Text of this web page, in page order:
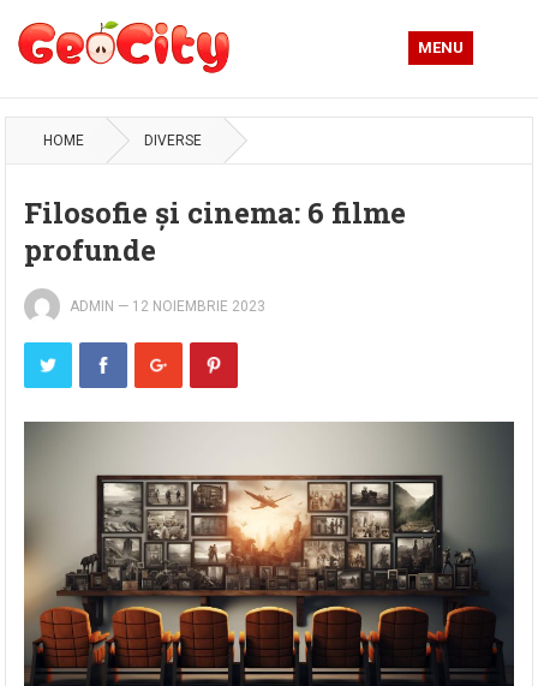
MENU
HOME DIVERSE
Filosofie și cinema: 6 filme
profunde
ADMIN — 12 NOIEMBRIE 2023